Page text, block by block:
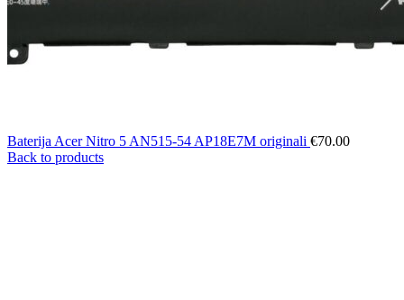
Baterija Acer Nitro 5 AN515-54 AP18E7M originali €70.00
Back to products